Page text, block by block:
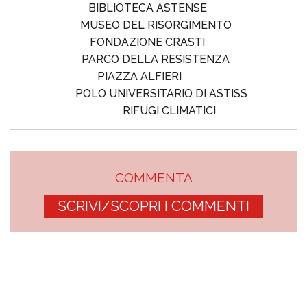
BIBLIOTECA ASTENSE
MUSEO DEL RISORGIMENTO
FONDAZIONE CRASTI
PARCO DELLA RESISTENZA
PIAZZA ALFIERI
POLO UNIVERSITARIO DI ASTISS
RIFUGI CLIMATICI
COMMENTA
SCRIVI/SCOPRI I COMMENTI